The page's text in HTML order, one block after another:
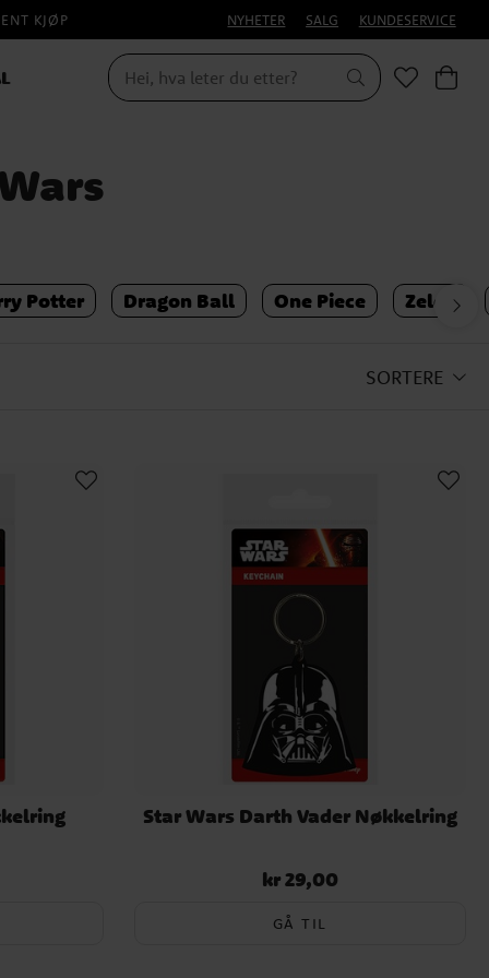
KJØP NYHETER SALG KUNDESERVICE
Potter Dragon Ball One Piece Zelda
SORTERE
Star Wars Darth Vader Nøkkelring
Pris :kr 29,00
kr 29,00
GÅ TIL